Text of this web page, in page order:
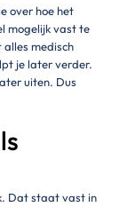
over hoe het
mogelijk vast te
alles medisch
je later verder.
uiten. Dus
Dat staat vast in